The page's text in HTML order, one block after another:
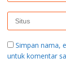
Simpan nama,
untuk komentar